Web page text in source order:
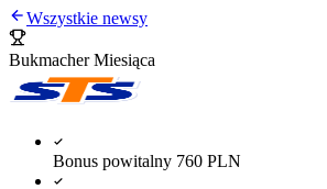
Wszystkie newsy
Bukmacher Miesiąca
Bonus powitalny 760 PLN